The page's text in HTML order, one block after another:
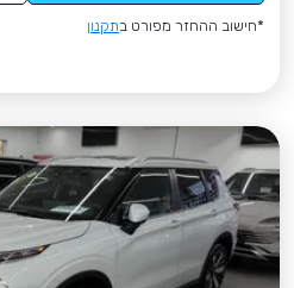
*חישוב ההחזר מפורט בתקנון